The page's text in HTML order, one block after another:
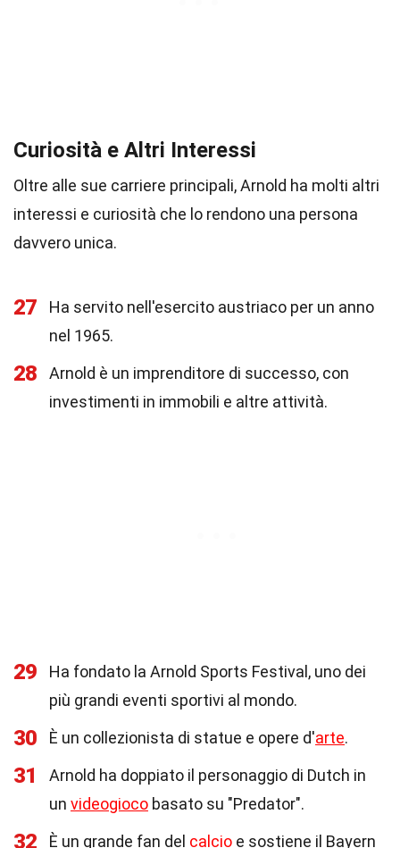
Curiosità e Altri Interessi
Oltre alle sue carriere principali, Arnold ha molti altri
interessi e curiosità che lo rendono una persona
davvero unica.
27
Ha servito nell'esercito austriaco per un anno
nel 1965.
28
Arnold è un imprenditore di successo, con
investimenti in immobili e altre attività.
29
Ha fondato la Arnold Sports Festival, uno dei
più grandi eventi sportivi al mondo.
30 È un collezionista di statue e opere d'arte.
31
Arnold ha doppiato il personaggio di Dutch in
un videogioco basato su "Predator".
32 È un grande fan del calcio e sostiene il Bayern